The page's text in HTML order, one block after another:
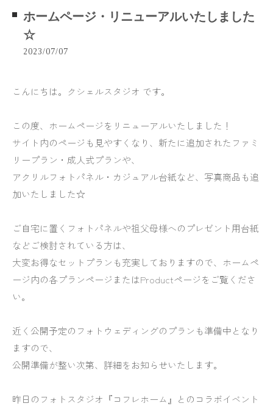
ホームページ・リニューアルいたしました
☆
2023/07/07
こんにちは。クシェルスタジオ です。
この度、ホームページをリニューアルいたしました！
サイト内のページも見やすくなり、新たに追加されたファミ
リープラン・成人式プランや、
アクリルフォトパネル・カジュアル台紙など、写真商品も追
加いたしました☆
ご自宅に置くフォトパネルや祖父母様へのプレゼント用台紙
などご検討されている方は、
大変お得なセットプランも充実しておりますので、ホームペ
ージ内の各プランページまたはProductページをご覧くださ
い。
近く公開予定のフォトウェディングのプランも準備中となり
ますので、
公開準備が整い次第、詳細をお知らせいたします。
昨日のフォトスタジオ『コフレホーム』とのコラボイベント